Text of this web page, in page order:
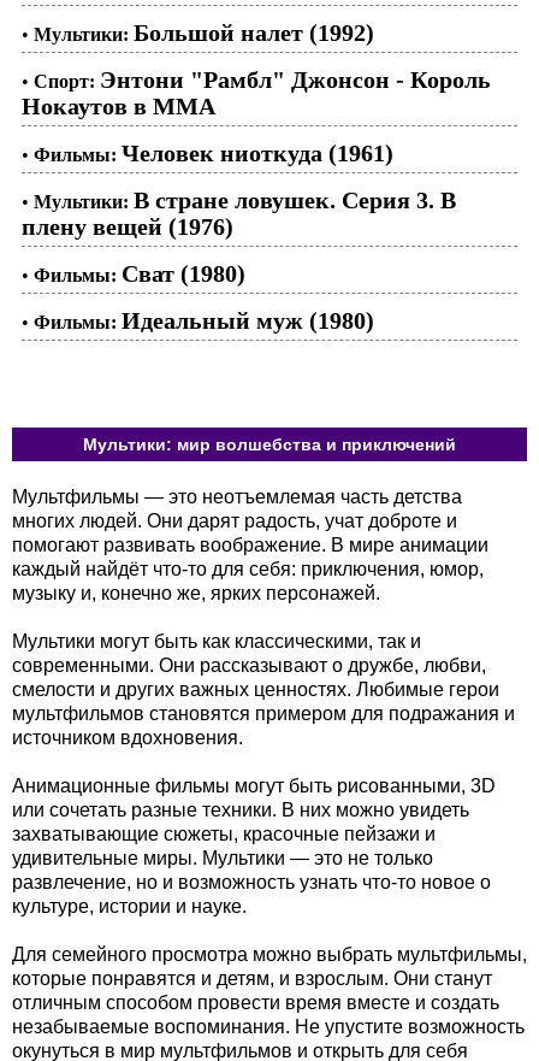
• Мультики: Большой налет (1992)
• Спорт: Энтони "Рамбл" Джонсон - Король
Нокаутов в ММА
• Фильмы: Человек ниоткуда (1961)
• Мультики: В стране ловушек. Серия 3. В
плену вещей (1976)
• Фильмы: Сват (1980)
• Фильмы: Идеальный муж (1980)
Мультики: мир волшебства и приключений
Мультфильмы — это неотъемлемая часть детства
многих людей. Они дарят радость, учат доброте и
помогают развивать воображение. В мире анимации
каждый найдёт что-то для себя: приключения, юмор,
музыку и, конечно же, ярких персонажей.
Мультики могут быть как классическими, так и
современными. Они рассказывают о дружбе, любви,
смелости и других важных ценностях. Любимые герои
мультфильмов становятся примером для подражания и
источником вдохновения.
Анимационные фильмы могут быть рисованными, 3D
или сочетать разные техники. В них можно увидеть
захватывающие сюжеты, красочные пейзажи и
удивительные миры. Мультики — это не только
развлечение, но и возможность узнать что-то новое о
культуре, истории и науке.
Для семейного просмотра можно выбрать мультфильмы,
которые понравятся и детям, и взрослым. Они станут
отличным способом провести время вместе и создать
незабываемые воспоминания. Не упустите возможность
окунуться в мир мультфильмов и открыть для себя